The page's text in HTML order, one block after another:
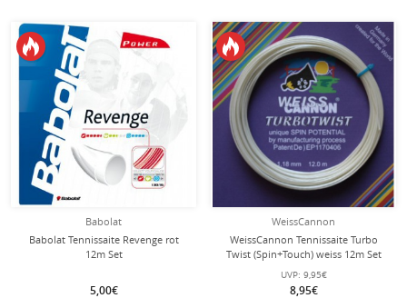
Babolat
Babolat Tennissaite Revenge rot
12m Set
5,00€
WeissCannon
WeissCannon Tennissaite Turbo
Twist (Spin+Touch) weiss 12m Set
UVP: 9,95€
8,95€